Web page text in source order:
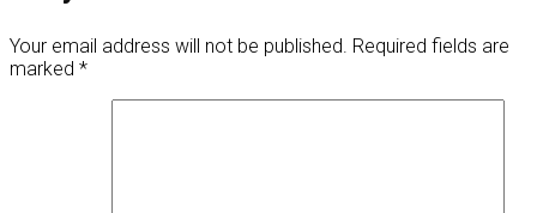
Your email address will not be published. Required fields are
marked *